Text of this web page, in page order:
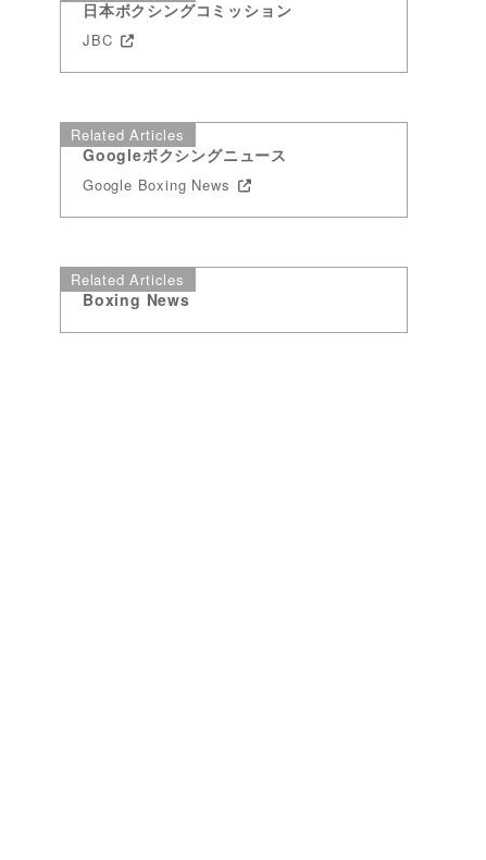
日本ボクシングコミッション
JBC
Related Articles
Googleボクシングニュース
Google Boxing News
Related Articles
Boxing News